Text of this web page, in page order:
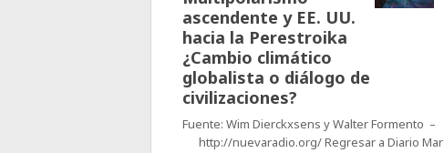
ascendente y EE. UU.
hacia la Perestroika
¿Cambio climático
globalista o diálogo de
civilizaciones?
Fuente: Wim Dierckxsens y Walter Formento –
http://nuevaradio.org/ Regresar a Diario Mar